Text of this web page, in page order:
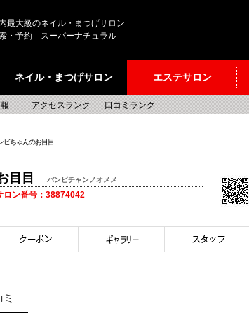
最大級のネイル・まつげサロン
・予約 スーパーナチュラル
ネイル・まつげサロン エステサロン
アクセスランク 口コミランク
ビちゃんのお目目
目目 バンビチャンノオメメ
ン番号：38874042